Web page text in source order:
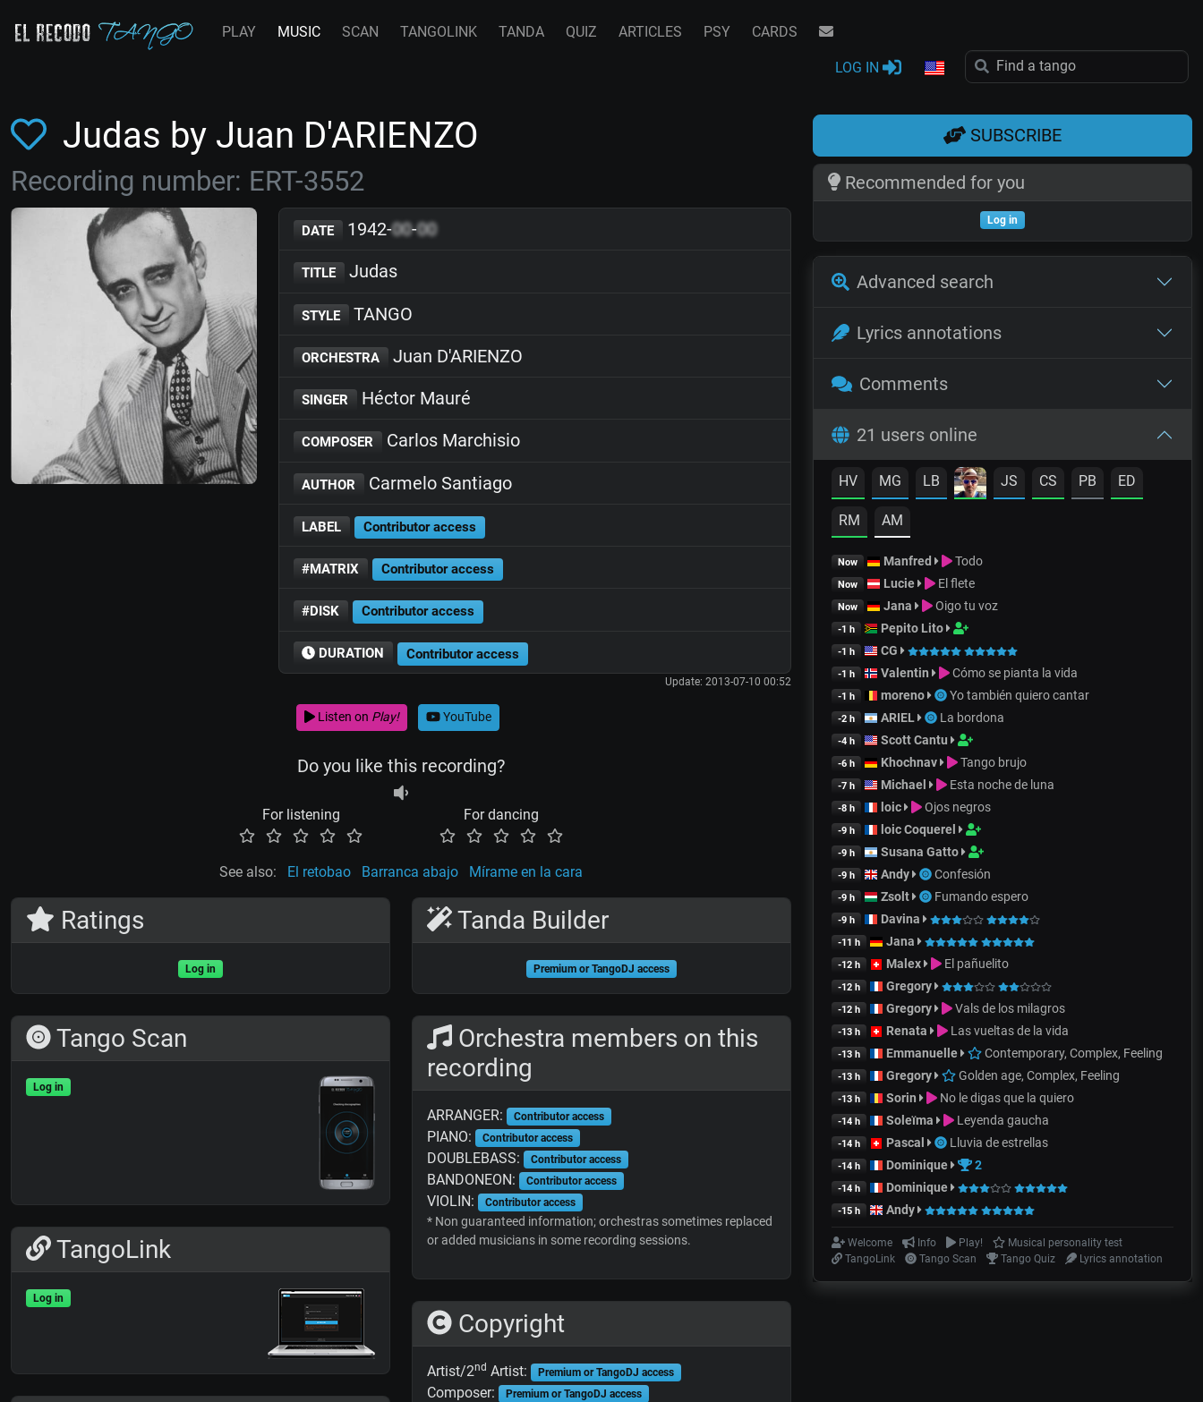
PLAY MUSIC SCAN TANGOLINK TANDA QUIZ ARTICLES PSY CARDS
LOG IN
Judas by Juan D'ARIENZO
Recording number: ERT-3552
DATE 1942-00-00
TITLE Judas
STYLE TANGO
ORCHESTRA Juan D'ARIENZO
SINGER Héctor Mauré
COMPOSER Carlos Marchisio
AUTHOR Carmelo Santiago
LABEL Contributor access
#MATRIX Contributor access
#DISK Contributor access
DURATION Contributor access
Update: 2013-07-10 00:52
Listen on Play! YouTube
Do you like this recording?
For listening For dancing
See also: El retobao Barranca abajo Mírame en la cara
Ratings
Log in
Tango Scan
Log in
TangoLink
Log in
Tanda Builder
Premium or TangoDJ access
Orchestra members on this
recording
ARRANGER: Contributor access
PIANO: Contributor access
DOUBLEBASS: Contributor access
BANDONEON: Contributor access
VIOLIN: Contributor access
* Non guaranteed information; orchestras sometimes replaced
or added musicians in some recording sessions.
Copyright
Artist/2nd Artist: Premium or TangoDJ access
Composer: Premium or TangoDJ access
SUBSCRIBE
Recommended for you
Log in
Advanced search
Lyrics annotations
Comments
21 users online
HV MG LB JS CS PB ED
RM AM
Now Manfred Todo
Now Lucie El flete
Now Jana Oigo tu voz
-1 h Pepito Lito
-1 h CG
-1 h Valentin Cómo se pianta la vida
-1 h moreno Yo también quiero cantar
-2 h ARIEL La bordona
-4 h Scott Cantu
-6 h Khochnav Tango brujo
-7 h Michael Esta noche de luna
-8 h loic Ojos negros
-9 h loic Coquerel
-9 h Susana Gatto
-9 h Andy Confesión
-9 h Zsolt Fumando espero
-9 h Davina
-11 h Jana
-12 h Malex El pañuelito
-12 h Gregory
-12 h Gregory Vals de los milagros
-13 h Renata Las vueltas de la vida
-13 h Emmanuelle Contemporary, Complex, Feeling
-13 h Gregory Golden age, Complex, Feeling
-13 h Sorin No le digas que la quiero
-14 h Soleïma Leyenda gaucha
-14 h Pascal Lluvia de estrellas
-14 h Dominique 2
-14 h Dominique
-15 h Andy
Welcome Info Play!
Musical personality test
TangoLink
Tango Scan Tango Quiz Lyrics annotation